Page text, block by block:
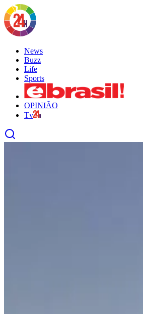
News
Buzz
Life
Sports
OPINIÃO
Tv